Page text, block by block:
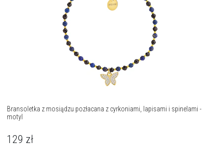
Bransoletka z mosiądzu pozłacana z cyrkoniami, lapisami i spinelami -
motyl
129 zł